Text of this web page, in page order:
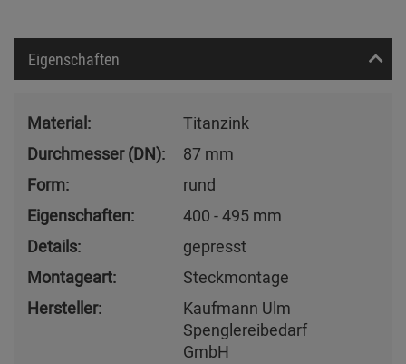
Eigenschaften
Material:
Titanzink
Durchmesser (DN):
87 mm
Form:
rund
Eigenschaften:
400 - 495 mm
Details:
gepresst
Montageart:
Steckmontage
Hersteller:
Kaufmann Ulm
Spenglereibedarf
GmbH